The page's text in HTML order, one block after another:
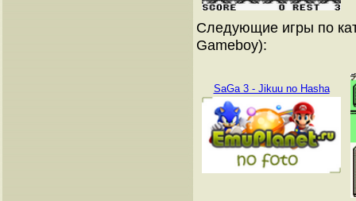
Следующие игры по
Gameboy):
SaGa 3 - Jikuu no Hasha